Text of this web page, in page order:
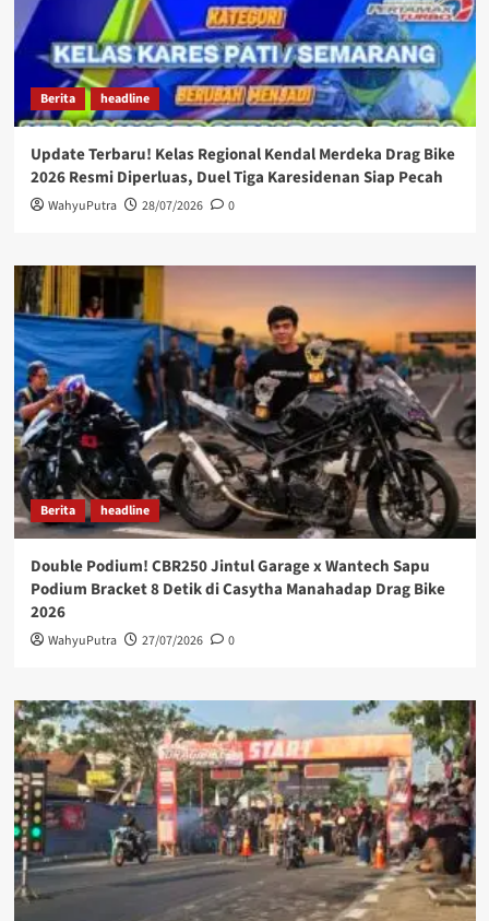
Berita headline
Update Terbaru! Kelas Regional Kendal Merdeka Drag Bike
2026 Resmi Diperluas, Duel Tiga Karesidenan Siap Pecah
WahyuPutra 28/07/2026 0
Berita headline
Double Podium! CBR250 Jintul Garage x Wantech Sapu
Podium Bracket 8 Detik di Casytha Manahadap Drag Bike
2026
WahyuPutra 27/07/2026 0